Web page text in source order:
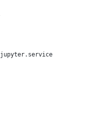
jupyter.service